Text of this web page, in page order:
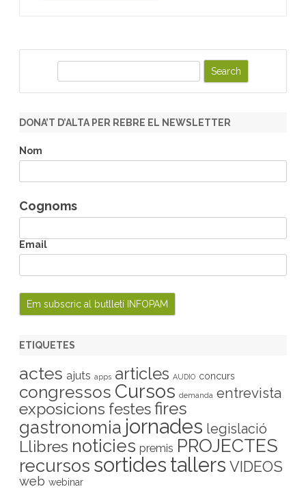
r
h
DONA’T D’ALTA PER REBRE EL NEWSLETTER
Nom
Cognoms
Email
ETIQUETES
actes ajuts apps articles AUDIO concurs
congressos Cursos demanda entrevista
exposicions festesfires
gastronomia jornades legislació
Llibres noticies premis PROJECTES
recursos sortides tallers VIDEOS
web webinar